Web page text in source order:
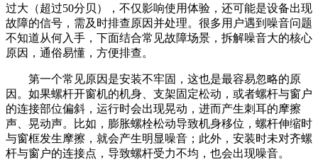
过大（超过50分贝），不仅影响使用体验，还可能是设备出现
故障的信号，需及时排查原因并处理。很多用户遇到噪音问题
不知道从何入手，下面结合常见故障场景，拆解噪音大的核心
原因，通俗易懂，方便排查。
第一个常见原因是安装不牢固，这也是最容易忽略的原
因。如果螺杆开窗机的机身、支架固定松动，或者螺杆与窗户
的连接部位偏斜，运行时会出现晃动，进而产生刺耳的摩擦
声、晃动声。比如，膨胀螺栓松动导致机身移位，螺杆伸缩时
与窗框发生摩擦，就会产生明显噪音；此外，安装时未对齐螺
杆与窗户的连接点，导致螺杆受力不均，也会出现噪音。